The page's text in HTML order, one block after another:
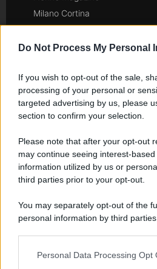
Do Not Process My Personal
If you wish to opt-out of the sale,
processing of your personal or
targeted advertising by us, please
section to confirm your selection.
Please note that after your opt-out
may continue seeing interest-
information utilized by us or
third parties prior to your opt-out.
You may separately opt-out of the
personal information by third
This information may also be
Personal Data Processing Opt
Milano Cortina
Il Calcio Online
World Music
Investimenti Magazine
Money 365
B2B Magazine
People Magazine
Day Travel
ESG 365
HomeMagazine